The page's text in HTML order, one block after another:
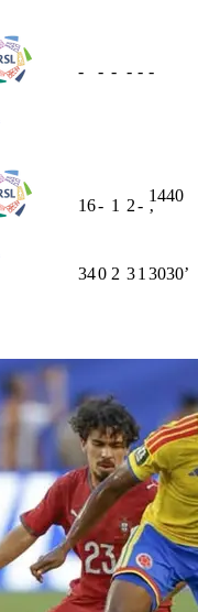
- - - - - -
16- 1 2-
1440
ʼ
340 2 31 3030ʼ